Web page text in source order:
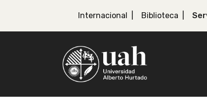
Internacional Biblioteca